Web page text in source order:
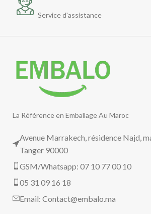
Service d'assistance
La Référence en Emballage Au Maroc
Avenue Marrakech, résidence Najd,
Tanger 90000
GSM/Whatsapp: 07 10 77 00 10
05 31 09 16 18
Email:Contact@embalo.ma